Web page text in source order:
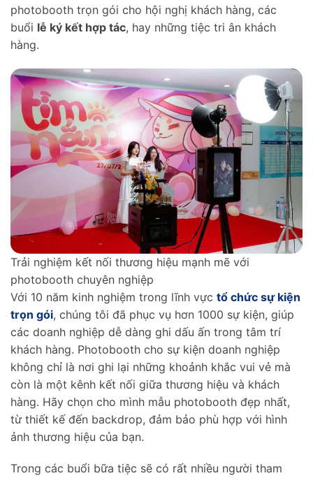
photobooth trọn gói cho hội nghị khách hàng, các
buổi lễ ký kết hợp tác, hay những tiệc tri ân khách
hàng.
Trải nghiệm kết nối thương hiệu mạnh mẽ với
photobooth chuyên nghiệp
Với 10 năm kinh nghiệm trong lĩnh vực tổ chức sự kiện
trọn gói, chúng tôi đã phục vụ hơn 1000 sự kiện, giúp
các doanh nghiệp dễ dàng ghi dấu ấn trong tâm trí
khách hàng. Photobooth cho sự kiện doanh nghiệp
không chỉ là nơi ghi lại những khoảnh khắc vui vẻ mà
còn là một kênh kết nối giữa thương hiệu và khách
hàng. Hãy chọn cho mình mẫu photobooth đẹp nhất,
từ thiết kế đến backdrop, đảm bảo phù hợp với hình
ảnh thương hiệu của bạn.
Trong các buổi bữa tiệc sẽ có rất nhiều người tham